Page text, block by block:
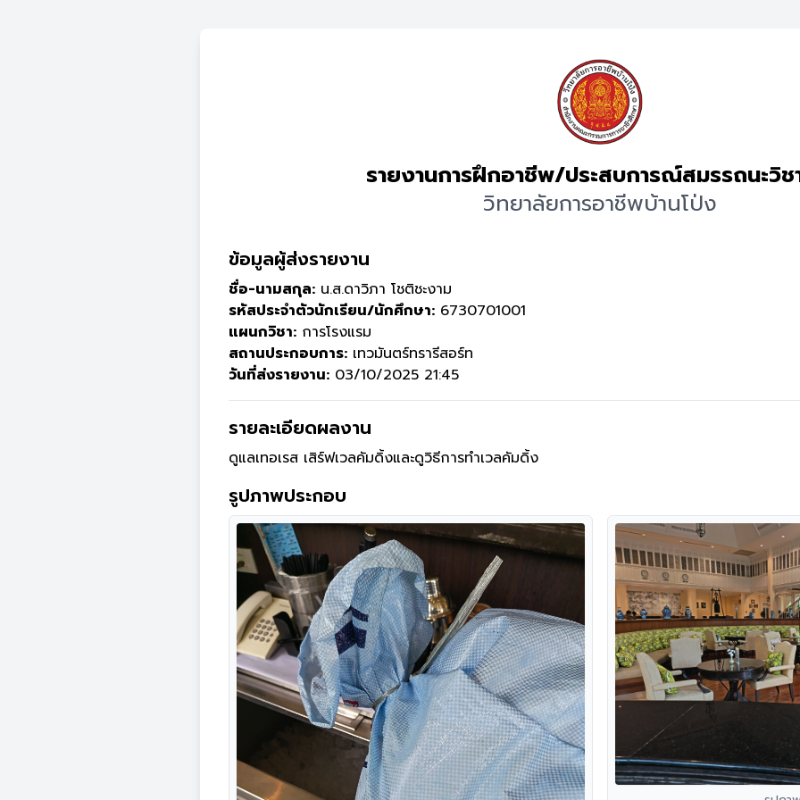
รายงานการฝึกอาชีพ/ประสบการณ์สมรรถนะวิ
วิทยาลัยการอาชีพบ้านโป่ง
ข้อมูลผู้ส่งรายงาน
ชื่อ-นามสกุล: น.ส.ดาวิภา โชติชะงาม
รหัสประจำตัวนักเรียน/นักศึกษา: 6730701001
แผนกวิชา: การโรงแรม
สถานประกอบการ: เทวมันตร์ทรารีสอร์ท
วันที่ส่งรายงาน: 03/10/2025 21:45
รายละเอียดผลงาน
ดูแลเทอเรส เสิร์ฟเวลคัมดิ้งและดูวิธีการทำเวลคัมดิ้ง
รูปภาพประกอบ